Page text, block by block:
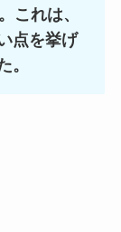
これは、
点を挙げ
。